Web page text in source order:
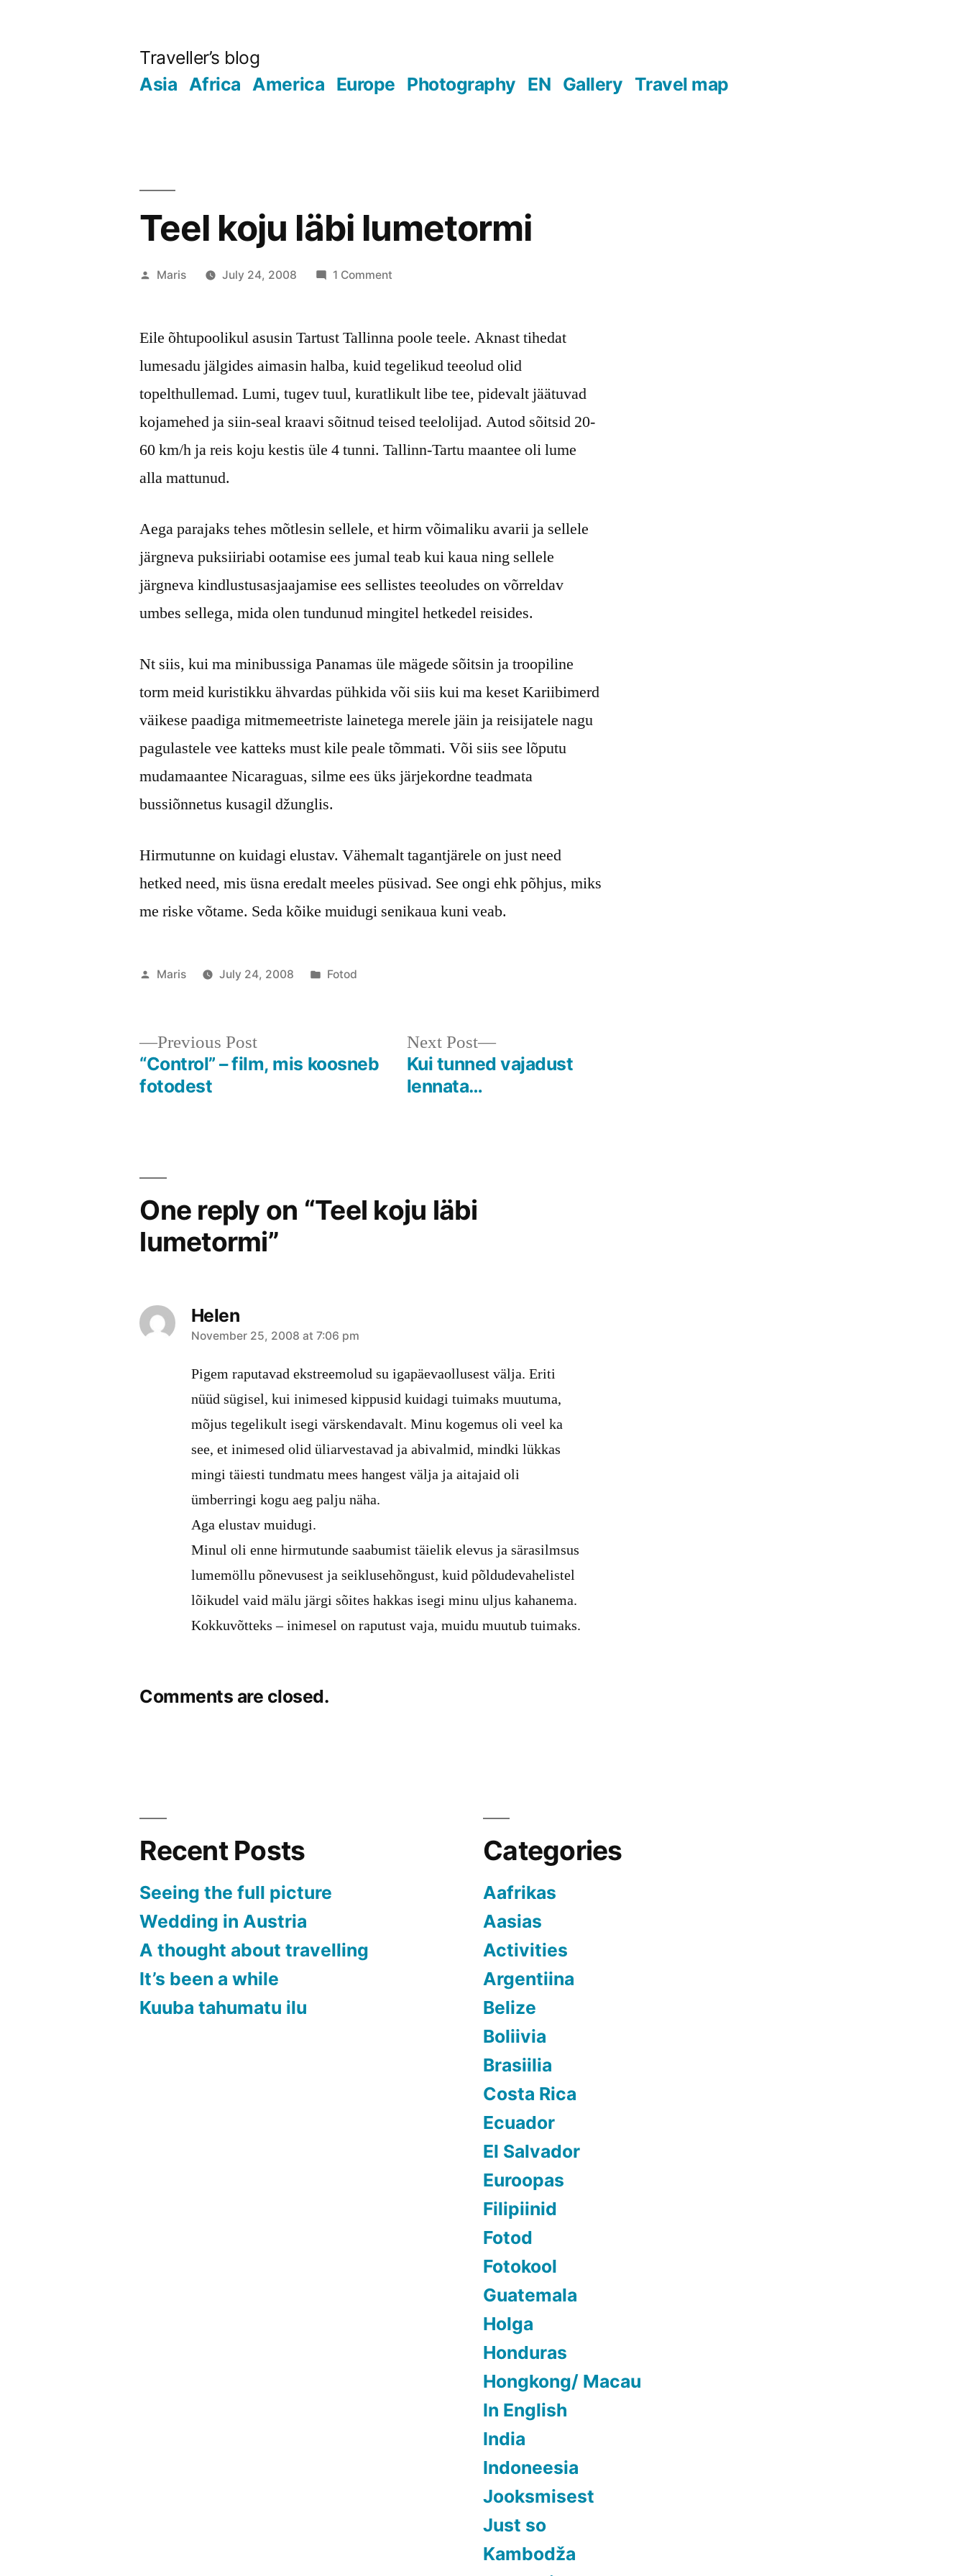
Traveller’s blog
Asia Africa America Europe Photography EN Gallery Travel map
Teel koju läbi lumetormi
Posted
Maris July 24, 2008 1 Commenton
läbi
Eile õhtupoolikul asusin Tartust Tallinna poole teele. Aknast tihedat
lumesadu jälgides aimasin halba, kuid tegelikud teeolud olid
topelthullemad. Lumi, tugev tuul, kuratlikult libe tee, pidevalt jäätuvad
kojamehed ja siin-seal kraavi sõitnud teised teelolijad. Autod sõitsid 20-
60 km/h ja reis koju kestis üle 4 tunni. Tallinn-Tartu maantee oli lume
alla mattunud.
Aega parajaks tehes mõtlesin sellele, et hirm võimaliku avarii ja sellele
järgneva puksiiriabi ootamise ees jumal teab kui kaua ning sellele
järgneva kindlustusasjaajamise ees sellistes teeoludes on võrreldav
umbes sellega, mida olen tundunud mingitel hetkedel reisides.
Nt siis, kui ma minibussiga Panamas üle mägede sõitsin ja troopiline
torm meid kuristikku ähvardas pühkida või siis kui ma keset Kariibimerd
väikese paadiga mitmemeetriste lainetega merele jäin ja reisijatele nagu
pagulastele vee katteks must kile peale tõmmati. Või siis see lõputu
mudamaantee Nicaraguas, silme ees üks järjekordne teadmata
bussiõnnetus kusagil džunglis.
Hirmutunne on kuidagi elustav. Vähemalt tagantjärele on just need
hetked need, mis üsna eredalt meeles püsivad. See ongi ehk põhjus, miks
me riske võtame. Seda kõike muidugi senikaua kuni veab.
Posted
Maris July 24, 2008
Posted
Fotod
Previous PostPrevious
post:
“Control” – film, mis koosneb
fotodest
Next Post
Next
post:
Kui tunned vajadust
lennata…
One reply on “Teel koju läbi
lumetormi”
Helen
says:
November 25, 2008 at 7:06 pm
Pigem raputavad ekstreemolud su igapäevaollusest välja. Eriti
nüüd sügisel, kui inimesed kippusid kuidagi tuimaks muutuma,
mõjus tegelikult isegi värskendavalt. Minu kogemus oli veel ka
see, et inimesed olid üliarvestavad ja abivalmid, mindki lükkas
mingi täiesti tundmatu mees hangest välja ja aitajaid oli
ümberringi kogu aeg palju näha.
Aga elustav muidugi.
Minul oli enne hirmutunde saabumist täielik elevus ja särasilmsus
lumemöllu põnevusest ja seiklusehõngust, kuid põldudevahelistel
lõikudel vaid mälu järgi sõites hakkas isegi minu uljus kahanema.
Kokkuvõtteks – inimesel on raputust vaja, muidu muutub tuimaks.
Comments are closed.
Recent Posts
Seeing the full picture
Wedding in Austria
A thought about travelling
It’s been a while
Kuuba tahumatu ilu
Categories
Aafrikas
Aasias
Activities
Argentiina
Belize
Boliivia
Brasiilia
Costa Rica
Ecuador
El Salvador
Euroopas
Filipiinid
Fotod
Fotokool
Guatemala
Holga
Honduras
Hongkong/ Macau
In English
India
Indoneesia
Jooksmisest
Just so
Kambodža